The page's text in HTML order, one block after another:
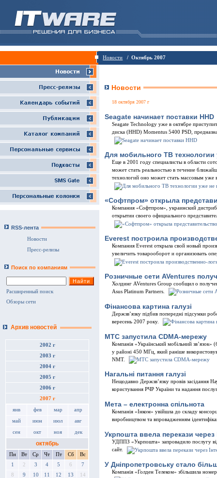
Новости / Октябрь 2007
RSS-лента
Новости
Пресс-релизы
Поиск по компаниям
Расширенный поиск
Обзоры сети
Архив новостей
2002 г
2003 г
2004 г
2005 г
2006 г
2007 г
янв фев мар апр
май июн июл авг
сен окт ноя дек
октябрь
Пн Вт Ср Чт Пт Сб
Вс
1
2 3 4 5 6
7
8
9 10 11 12 13 14
Новости
18 октября 2007 г
Seagate начинает поставки HHD
Seagate Technology уже в октябре
диска (HHD) Momentus 5400 PSD,
Для мобильного ТВ
Еще в 2001 году специалисты в области
может стать реальностью в течение
технологий оно может стать массовым
«Софтпром» открыла
Компания «Софтпром», украинский
открытии своего официального
Everest построила
Компания Everest открыла свой новый
увеличить товарооборот и организовать
Розничные сети AVentures
Холдинг AVentures Group сообщил о
Asus Platinum Partners.
Фінансова картина галузі
Держзв’язку підбив попередні підсумки
вересень 2007 року.
МТС запустила CDMA-мережу
Компанія «Український мобільний
у районі 450 МГц, який раніше
NMT.
Нагальні питання галузі
Нещодавно Держзв’язку провів засідання
користування РЧР України та надання
Мета – електронна спільнота
Компанія «Інком» увійшла до складу
виробництвом та впровадженням
Укрпошта ввела перекази через
УДППЗ «Укрпошта» запровадило послугу
сайт.
У Дніпропетровську стало
Компанія «Голден Телеком» збільшила